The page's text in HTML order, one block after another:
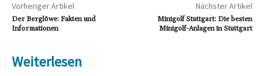
Vorheriger Artikel
Der Berglöwe: Fakten und
Informationen
Nächster Artikel
Minigolf Stuttgart: Die besten
Minigolf-Anlagen in Stuttgart
Weiterlesen